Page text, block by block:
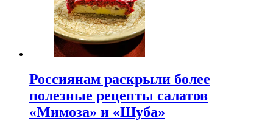
Россиянам раскрыли более
полезные рецепты салатов
«Мимоза» и «Шуба»